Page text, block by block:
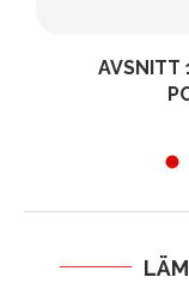
AVSNITT